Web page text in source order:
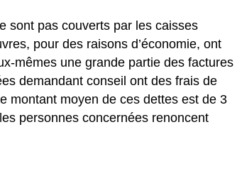
sont pas couverts par les caisses
pour des raisons d’économie, ont
mêmes une grande partie des factures
demandant conseil ont des frais de
montant moyen de ces dettes est de 3
personnes concernées renoncent